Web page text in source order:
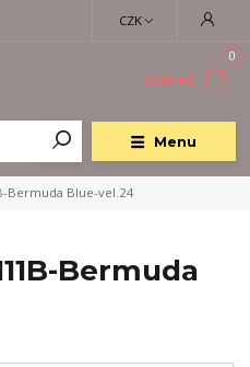
Menu
CZK
0
0,00 Kč
Bermuda Blue-vel.24
Bermuda